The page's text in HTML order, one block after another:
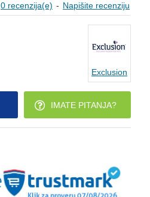
0 recenzija(e) - Napišite recenziju
Exclusion
IMATE PITANJA?